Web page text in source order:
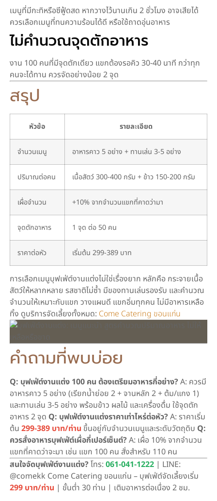
เมนูที่มีกะทิหรือซีฟู้ดสด หากวางไว้นานเกิน 2 ชั่วโมง อาจเสียได้
ควรเลือกเมนูที่ทนความร้อนได้ดี หรือใช้ถาดอุ่นอาหาร
ไม่คำนวณจุดตักอาหาร
งาน 100 คนที่มีจุดตักเดียว แขกต้องรอคิว 30-40 นาที กว่าทุก
คนจะได้ทาน ควรจัดอย่างน้อย 2 จุด
สรุป
หัวข้อ รายละเอียด
จำนวนเมนู อาหารคาว 5 อย่าง + ทานเล่น 3-5 อย่าง
ปริมาณต่อคน เนื้อสัตว์ 300-400 กรัม + ข้าว 150-200 กรัม
เผื่อจำนวน +10% จากจำนวนแขกที่คาดว่ามา
จุดตักอาหาร 1 จุด ต่อ 50 คน
ราคาต่อหัว เริ่มต้น 299-389 บาท
การเลือกเมนูบุฟเฟ่ต์งานแต่งไม่ใช่เรื่องยาก หลักคือ กระจายเนื้อ
สัตว์ให้หลากหลาย รสชาติไม่ซ้ำ มีของทานเล่นรองรับ และคำนวณ
จำนวนให้เหมาะกับแขก วางแผนดี แขกอิ่มทุกคน ไม่มีอาหารเหลือ
ทิ้ง ดูบริการจัดเลี้ยงทั้งหมด: Come Catering ขอนแก่น
คำถามที่พบบ่อย
Q: บุฟเฟ่ต์งานแต่ง 100 คน ต้องเตรียมอาหารกี่อย่าง?A: ควรมี
อาหารคาว 5 อย่าง (เรียกน้ำย่อย 2 + จานหลัก 2 + ต้ม/แกง 1)
และทานเล่น 3-5 อย่าง พร้อมข้าว ผลไม้ และเครื่องดื่ม ใช้จุดตัก
อาหาร 2 จุด Q: บุฟเฟ่ต์งานแต่งราคาเท่าไหร่ต่อหัว?A: ราคาเริ่ม
ต้น 299-389 บาท/ท่าน ขึ้นอยู่กับจำนวนเมนูและระดับวัตถุดิบ Q:
ควรสั่งอาหารบุฟเฟ่ต์เผื่อกี่เปอร์เซ็นต์?A: เผื่อ 10% จากจำนวน
แขกที่คาดว่าจะมา เช่น แขก 100 คน สั่งสำหรับ 110 คน
สนใจจัดบุฟเฟ่ต์งานแต่ง?โทร: 061-041-1222 | LINE:
@comekk Come Catering ขอนแก่น – บุฟเฟ่ต์จัดเลี้ยงเริ่ม
299 บาท/ท่าน | ขั้นต่ำ 30 ท่าน | เติมอาหารต่อเนื่อง 2 ชม.